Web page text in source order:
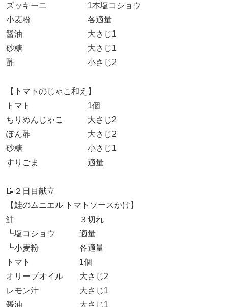
ズッキーニ 1本塩コショウ
小麦粉 各適量
醤油 大さじ1
砂糖 大さじ1
酢 小さじ2
【トマトのじゃこ和え】
トマト 1個
ちりめんじゃこ 大さじ2
ぽん酢 大さじ2
砂糖 小さじ1
すりごま 適量
📝２日目献立
【鮭のムニエル トマトソースかけ】
鮭 ３切れ
┗塩コショウ 適量
┗小麦粉 各適量
トマト 1個
オリーブオイル 大さじ2
レモン汁 大さじ1
醤油 大さじ1